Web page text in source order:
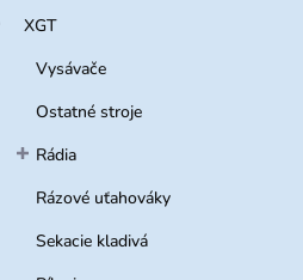
XGT
Vysávače
Ostatné stroje
Rádia
Rázové uťahováky
Sekacie kladivá